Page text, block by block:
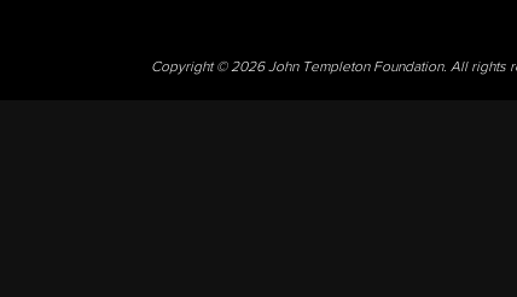
Copyright © 2026 John Templeton Foundation. All rights